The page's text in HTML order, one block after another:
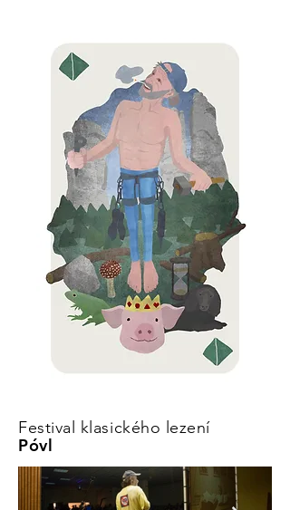
Festival klasického lezení
Póvl